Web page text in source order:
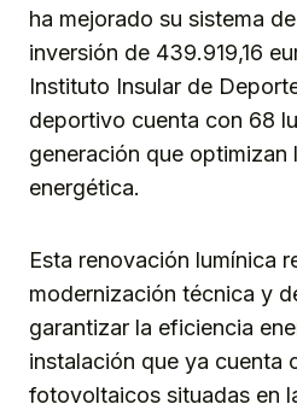
ha mejorado su sistema
inversión de 439.919,16
Instituto Insular de
deportivo cuenta con 68
generación que optimizan
energética.
Esta renovación lumínica
modernización técnica y
garantizar la eficiencia
instalación que ya cuenta
fotovoltaicos situadas en